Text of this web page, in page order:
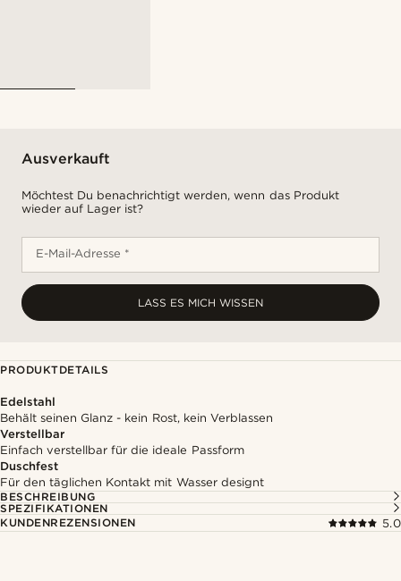
Ausverkauft
Möchtest Du benachrichtigt werden, wenn das Produkt
wieder auf Lager ist?
E-Mail-Adresse *
LASS ES MICH WISSEN
PRODUKTDETAILS
Edelstahl
Behält seinen Glanz - kein Rost, kein Verblassen
Verstellbar
Einfach verstellbar für die ideale Passform
Duschfest
Für den täglichen Kontakt mit Wasser designt
BESCHREIBUNG
SPEZIFIKATIONEN
KUNDENREZENSIONEN
5.0